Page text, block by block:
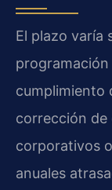
El plazo varía
cumplimiento
corrección de
corporativos
anuales